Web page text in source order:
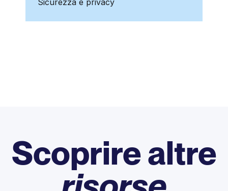
Sicurezza e privacy
Scoprire altre